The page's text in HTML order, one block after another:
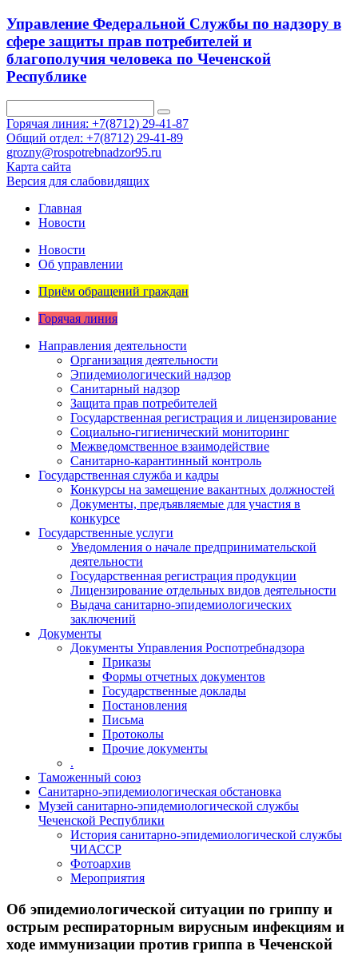
Управление Федеральной Службы по надзору в
сфере защиты прав потребителей и
благополучия человека по Чеченской
Республике
Горячая линия: +7(8712) 29-41-87
Общий отдел: +7(8712) 29-41-89
grozny@rospotrebnadzor95.ru
Карта сайта
Версия для слабовидящих
Главная
Новости
Новости
Об управлении
Приём обращений граждан
Горячая линия
Направления деятельности
Организация деятельности
Эпидемиологический надзор
Санитарный надзор
Защита прав потребителей
Государственная регистрация и лицензирование
Социально-гигиенический мониторинг
Межведомственное взаимодействие
Санитарно-карантинный контроль
Государственная служба и кадры
Конкурсы на замещение вакантных должностей
Документы, предъявляемые для участия в
конкурсе
Государственные услуги
Уведомления о начале предпринимательской
деятельности
Государственная регистрация продукции
Лицензирование отдельных видов деятельности
Выдача санитарно-эпидемиологических
заключений
Документы
Документы Управления Роспотребнадзора
Приказы
Формы отчетных документов
Государственные доклады
Постановления
Письма
Протоколы
Прочие документы
.
Таможенный союз
Санитарно-эпидемиологическая обстановка
Музей санитарно-эпидемиологической службы
Чеченской Республики
История санитарно-эпидемиологической службы
ЧИАССР
Фотоархив
Мероприятия
Об эпидемиологической ситуации по гриппу и
острым респираторным вирусным инфекциям и
ходе иммунизации против гриппа в Чеченской